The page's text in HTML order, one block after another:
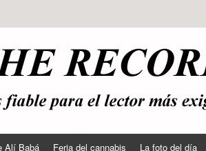
Alí Babá Feria del cannabis La foto del día